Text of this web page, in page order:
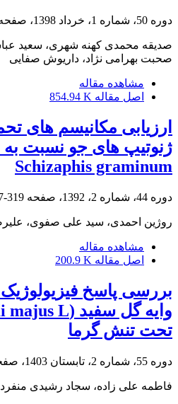
دوره 50، شماره 1، خرداد 1398، صفحه
صدیقه محمدی کهنه شهری، سعید
صحبت بهرامی نژاد، داریوش صفایی
مشاهده مقاله
اصل مقاله 854.94 K
ارزیابی مکانیسم های
ژنوتیپ های جو نسبت به
Schizaphis graminum
دوره 44، شماره 2، 1392، صفحه 319-327
روژین احمدی، سید علی صفوی،
مشاهده مقاله
اصل مقاله 200.9 K
بررسی پاسخ
تحت تنش گرما
دوره 55، شماره 2، تابستان 1403، صفحه
فاطمه علی زاده، سجاد رشیدی